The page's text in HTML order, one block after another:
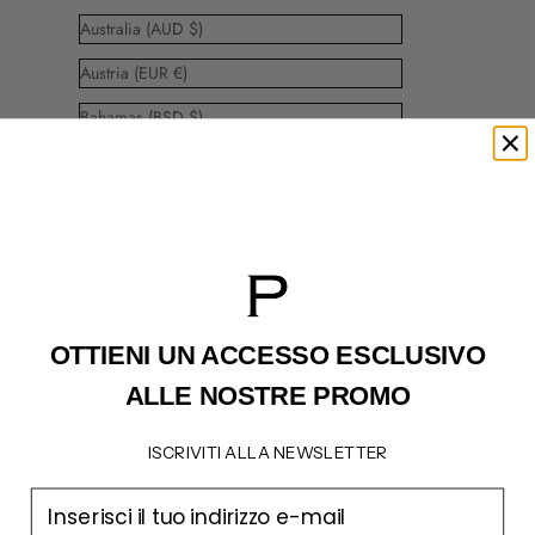
Australia (AUD $)
Austria (EUR €)
Bahamas (BSD $)
Bolivia (BOB Bs.)
Bulgaria (EUR €)
OTTIENI UN ACCESSO ESCLUSIVO
ALLE NOSTRE PROMO
ISCRIVITI ALLA NEWSLETTER
email